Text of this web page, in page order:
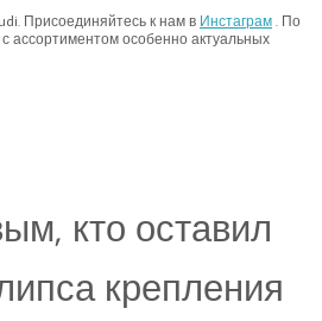
Присоединяйтесь к нам в Инстаграм . По
ассортиментом особенно актуальных
кто оставил
крепления